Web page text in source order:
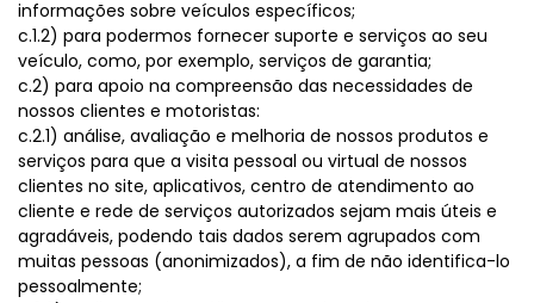
informações sobre veículos específicos;
c.1.2) para podermos fornecer suporte e serviços ao seu
veículo, como, por exemplo, serviços de garantia;
c.2) para apoio na compreensão das necessidades de
nossos clientes e motoristas:
c.2.1) análise, avaliação e melhoria de nossos produtos e
serviços para que a visita pessoal ou virtual de nossos
clientes no site, aplicativos, centro de atendimento ao
cliente e rede de serviços autorizados sejam mais úteis e
agradáveis, podendo tais dados serem agrupados com
muitas pessoas (anonimizados), a fim de não identifica-lo
pessoalmente;